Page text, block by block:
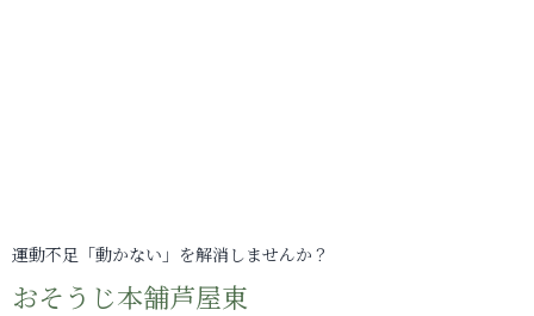
運動不足「動かない」を解消しませんか？
おそうじ本舗芦屋東